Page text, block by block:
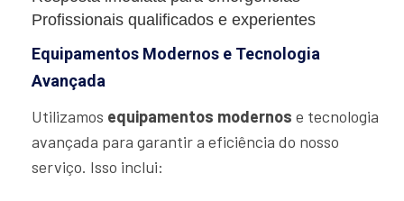
Profissionais qualificados e experientes
Equipamentos Modernos e Tecnologia
Avançada
Utilizamos equipamentos modernos e tecnologia
avançada para garantir a eficiência do nosso
serviço. Isso inclui: